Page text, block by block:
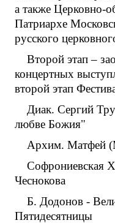
а также Церковно-
Патриархе
русского
Второй этап –
концертных
второй этап
Диак. Сергий
любве Божия"
Архим. Матфей
Софрониевская
Чеснокова
Б. Додонов -
Пятидесятницы